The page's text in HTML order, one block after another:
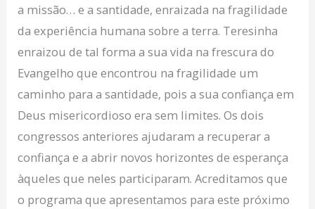
a missão… e a santidade, enraizada na fragilidade
da experiência humana sobre a terra. Teresinha
enraizou de tal forma a sua vida na frescura do
Evangelho que encontrou na fragilidade um
caminho para a santidade, pois a sua confiança em
Deus misericordioso era sem limites. Os dois
congressos anteriores ajudaram a recuperar a
confiança e a abrir novos horizontes de esperança
àqueles que neles participaram. Acreditamos que
o programa que apresentamos para este próximo